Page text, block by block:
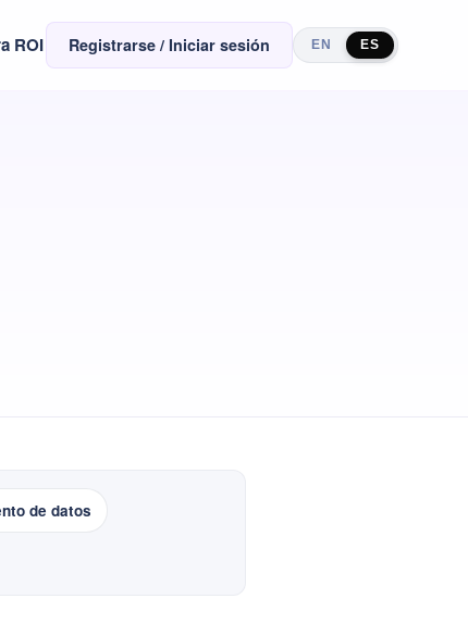
ROI Registrarse / Iniciar sesión EN ES
de datos